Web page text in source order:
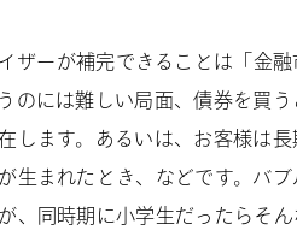
ザーが補完できることは「金
のには難しい局面、債券を買う
します。あるいは、お客様は
生まれたとき、などです。バ
、同時期に小学生だったらそ